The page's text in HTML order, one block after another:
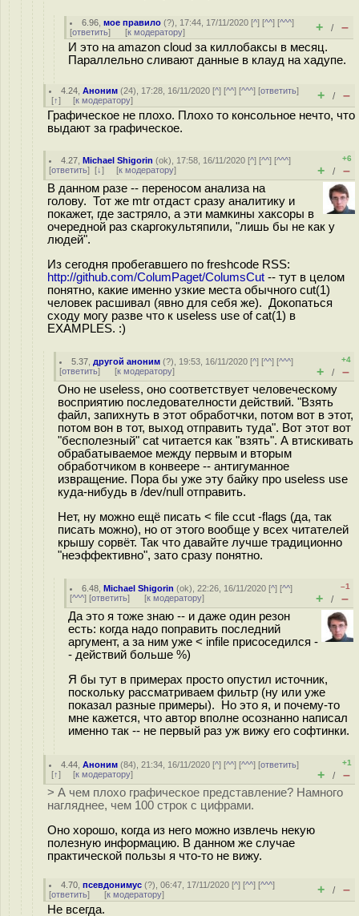
6.96 ,мое правило (?), 17:44, 17/11/2020 [^] [^^] [^^^]
[ответить] [к модератору] + / –
И это на amazon cloud за киллобаксы в месяц.
Параллельно сливают данные в клауд на хадупе.
4.24 ,Аноним (24), 17:28, 16/11/2020 [^] [^^] [^^^] [ответить]
[↑] [к модератору] + / –
Графическое не плохо. Плохо то консольное нечто, что
выдают за графическое.
4.27 ,Michael Shigorin (ok), 17:58, 16/11/2020 [^] [^^] [^^^]
[ответить] [↓] [к модератору]
+6
+ / –
В данном разе -- переносом анализа на
голову. Тот же mtr отдаст сразу аналитику и
покажет, где застряло, а эти мамкины хаксоры в
очередной раз скаргокультяпили, "лишь бы не как у
людей".
Из сегодня пробегавшего по freshcode RSS:
http://github.com/ColumPaget/ColumsCut -- тут в целом
понятно, какие именно узкие места обычного cut(1)
человек расшивал (явно для себя же). Докопаться
сходу могу разве что к useless use of cat(1) в
EXAMPLES. :)
5.37 другой аноним (?), 19:53, 16/11/2020 [^] [^^] [^^^]
[ответить] [к модератору]
+4
+ / –
Оно не useless, оно соответствует человеческому
восприятию последователности действий. "Взять
файл, запихнуть в этот обработчки, потом вот в этот,
потом вон в тот, выход отправить туда". Вот этот вот
"бесполезный" cat читается как "взять". А втискивать
обрабатываемое между первым и вторым
обработчиком в конвеере -- антигуманное
извращение. Пора бы уже эту байку про useless use
куда-нибудь в /dev/null отправить.
Нет, ну можно ещё писать < file ccut -flags (да, так
писать можно), но от этого вообще у всех читателей
крышу сорвёт. Так что давайте лучше традиционно
"неэффективно", зато сразу понятно.
6.48 ,Michael Shigorin (ok), 22:26, 16/11/2020 [^] [^^]
[^^^] [ответить] [к модератору]
–1
+ / –
Да это я тоже знаю -- и даже один резон
есть: когда надо поправить последний
аргумент, а за ним уже < infile присоседился -
- действий больше %)
Я бы тут в примерах просто опустил источник,
поскольку рассматриваем фильтр (ну или уже
показал разные примеры). Но это я, и почему-то
мне кажется, что автор вполне осознанно написал
именно так -- не первый раз уж вижу его софтинки.
4.44 ,Аноним (84), 21:34, 16/11/2020 [^] [^^] [^^^] [ответить]
[↑] [к модератору]
+1
+ / –
> А чем плохо графическое представление? Намного
нагляднее, чем 100 строк с цифрами.
Оно хорошо, когда из него можно извлечь некую
полезную информацию. В данном же случае
практической пользы я что-то не вижу.
4.70 ,псевдонимус (?), 06:47, 17/11/2020 [^] [^^] [^^^]
[ответить] [к модератору] + / –
Не всегда.